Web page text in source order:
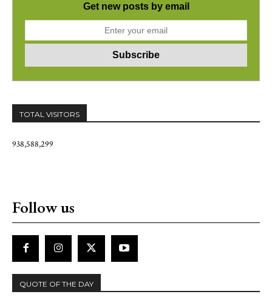
Get new posts by email
TOTAL VISITORS
938,588,299
Follow us
QUOTE OF THE DAY